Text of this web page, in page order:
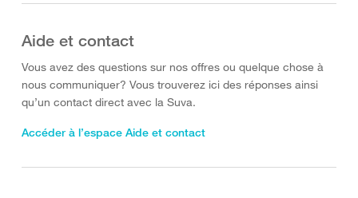
Aide et contact
Vous avez des questions sur nos offres ou quelque chose à
nous communiquer? Vous trouverez ici des réponses ainsi
qu’un contact direct avec la Suva.
Accéder à l’espace Aide et contact